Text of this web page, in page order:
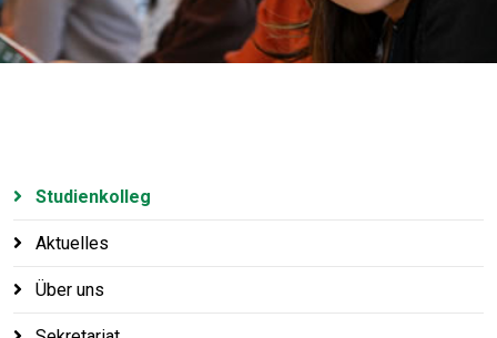
Studienkolleg
Aktuelles
Über uns